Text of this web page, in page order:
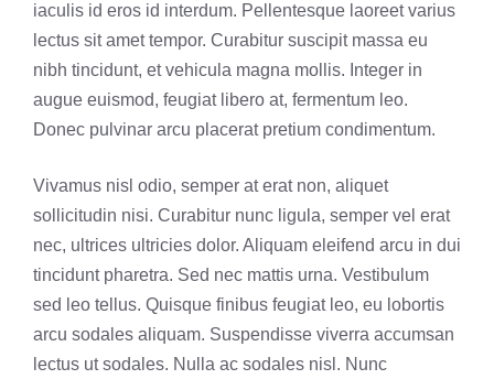
iaculis id eros id interdum. Pellentesque laoreet varius
lectus sit amet tempor. Curabitur suscipit massa eu
nibh tincidunt, et vehicula magna mollis. Integer in
augue euismod, feugiat libero at, fermentum leo.
Donec pulvinar arcu placerat pretium condimentum.
Vivamus nisl odio, semper at erat non, aliquet
sollicitudin nisi. Curabitur nunc ligula, semper vel erat
nec, ultrices ultricies dolor. Aliquam eleifend arcu in dui
tincidunt pharetra. Sed nec mattis urna. Vestibulum
sed leo tellus. Quisque finibus feugiat leo, eu lobortis
arcu sodales aliquam. Suspendisse viverra accumsan
lectus ut sodales. Nulla ac sodales nisl. Nunc